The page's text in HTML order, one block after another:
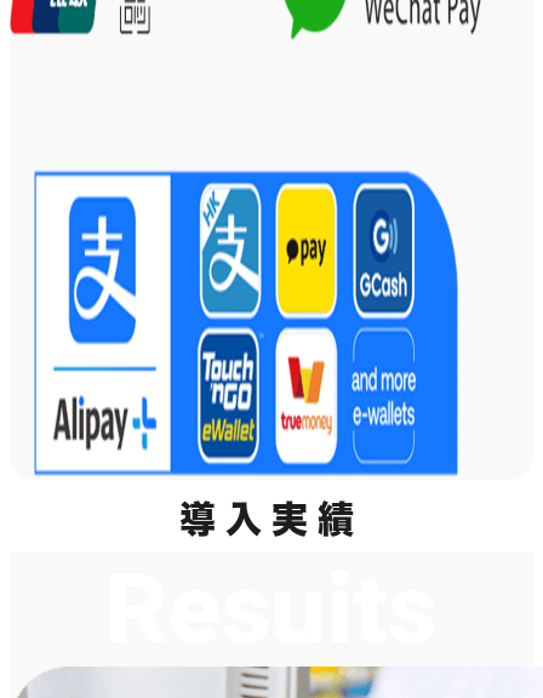
導入実績